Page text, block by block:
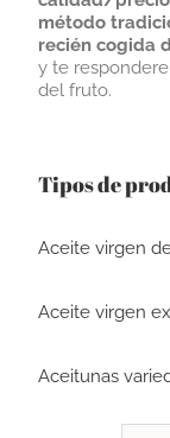
método
recién cogida
y te
del fruto.
Tipos de
Aceite virgen
Aceite virgen
Aceitunas